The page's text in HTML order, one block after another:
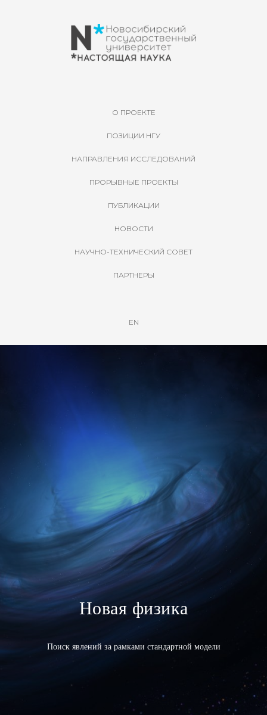
О ПРОЕКТЕ
ПОЗИЦИИ НГУ
НАПРАВЛЕНИЯ ИССЛЕДОВАНИЙ
ПРОРЫВНЫЕ ПРОЕКТЫ
ПУБЛИКАЦИИ
НОВОСТИ
НАУЧНО-ТЕХНИЧЕСКИЙ СОВЕТ
ПАРТНЕРЫ
EN
Новая физика
Поиск явлений за рамками стандартной модели